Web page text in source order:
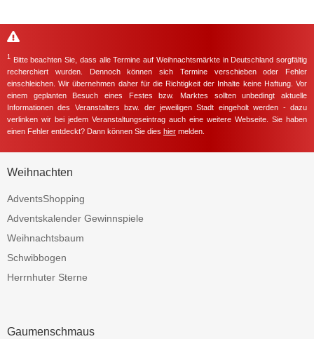
1
Bitte beachten Sie, dass alle Termine auf Weihnachtsmärkte in Deutschland sorgfältig
recherchiert wurden. Dennoch können sich Termine verschieben oder Fehler
einschleichen. Wir übernehmen daher für die Richtigkeit der Inhalte keine Haftung. Vor
einem geplanten Besuch eines Festes bzw. Marktes sollten unbedingt aktuelle
Informationen des Veranstalters bzw. der jeweiligen Stadt eingeholt werden - dazu
verlinken wir bei jedem Veranstaltungseintrag auch eine weitere Webseite. Sie haben
einen Fehler entdeckt? Dann können Sie dies hier melden.
Weihnachten
AdventsShopping
Adventskalender Gewinnspiele
Weihnachtsbaum
Schwibbogen
Herrnhuter Sterne
Gaumenschmaus